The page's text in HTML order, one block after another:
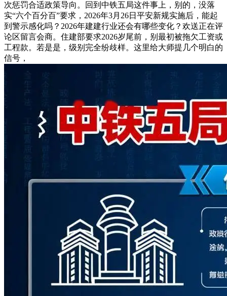
次惩罚合适政策导向。回到中铁五局这件事上，别的，没落
实“六个百分百”要求，2026年3月26日平安新规实施后，能起
到警示感化吗？2026年建建行业还会有哪些变化？欢送正在评
论区留言会商。住建部要求2026岁尾前，别最初被拖欠工资或
工程款。若是是，级别完全纷歧样。这里给大师提几个明白的
信号，